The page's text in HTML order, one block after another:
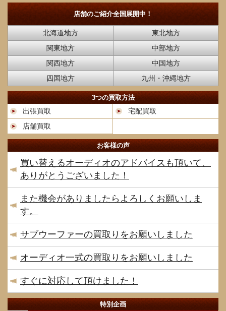
店舗のご紹介全国展開中！
北海道地方
東北地方
関東地方
中部地方
関西地方
中国地方
四国地方
九州・沖縄地方
3つの買取方法
出張買取
宅配買取
店舗買取
お客様の声
買い替えるオーディオのアドバイスも頂いて、
ありがとうございました！
また機会がありましたらよろしくお願いしま
す。
サブウーファーの買取りをお願いしました
オーディオ一式の買取りをお願いしました
すぐに対応して頂けました！
特別企画